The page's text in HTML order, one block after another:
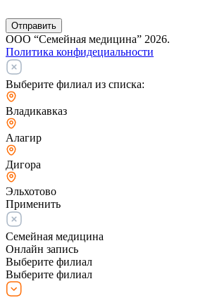
Отправить
ООО “Семейная медицина” 2026.
Политика конфидециальности
Выберите филиал из списка:
Владикавказ
Алагир
Дигора
Эльхотово
Применить
Семейная медицина
Онлайн запись
Выберите филиал
Выберите филиал